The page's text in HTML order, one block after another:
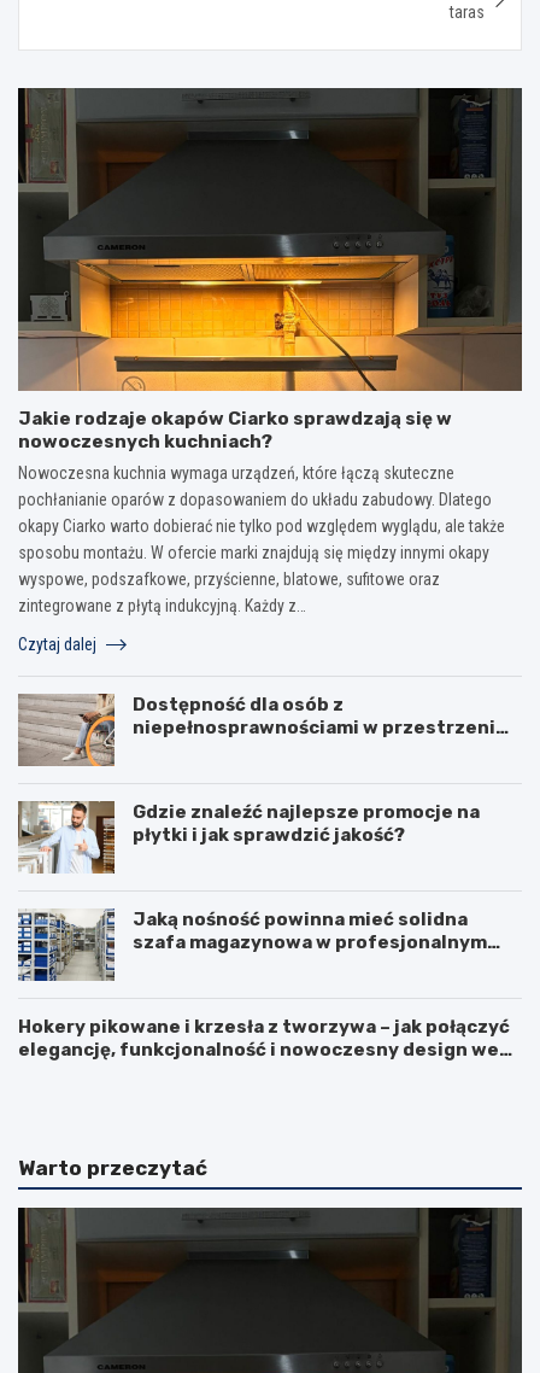
taras
Jakie rodzaje okapów Ciarko sprawdzają się w
nowoczesnych kuchniach?
Nowoczesna kuchnia wymaga urządzeń, które łączą skuteczne
pochłanianie oparów z dopasowaniem do układu zabudowy. Dlatego
okapy Ciarko warto dobierać nie tylko pod względem wyglądu, ale także
sposobu montażu. W ofercie marki znajdują się między innymi okapy
wyspowe, podszafkowe, przyścienne, blatowe, sufitowe oraz
zintegrowane z płytą indukcyjną. Każdy z…
Czytaj dalej
Dostępność dla osób z
niepełnosprawnościami w przestrzeni
Gdzie znaleźć najlepsze promocje na
płytki i jak sprawdzić jakość?
Jaką nośność powinna mieć solidna
szafa magazynowa w profesjonalnym
Hokery pikowane i krzesła z tworzywa – jak połączyć
elegancję, funkcjonalność i nowoczesny design we
F
a
p
a
e
l
o
L
k
a
d
ż
a
–
Warto przeczytać